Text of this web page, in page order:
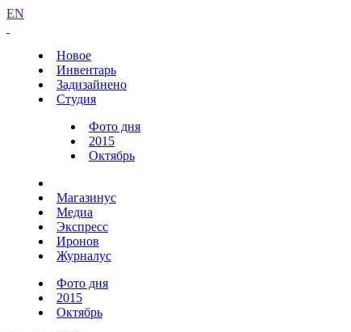
EN
Новое
Инвентарь
Задизайнено
Студия
Фото дня
2015
Октябрь
Магазинус
Медиа
Экспресс
Иронов
Журналус
Фото дня
2015
Октябрь